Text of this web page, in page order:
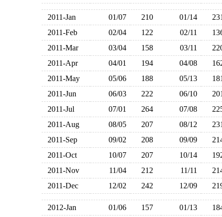
2011-Jan 01/07 210 01/14
2011-Feb
02/04 122 02/11
2011-Mar
03/04 158 03/11
2011-Apr
04/01 194 04/08
2011-May
05/06 188 05/13
2011-Jun
06/03 222 06/10
2011-Jul
07/01 264 07/08
2011-Aug
08/05 207 08/12
2011-Sep
09/02 208 09/09
2011-Oct
10/07 207 10/14
2011-Nov
11/04 212 11/11
2011-Dec
12/02 242 12/09
2012-Jan 01/06 157 01/13